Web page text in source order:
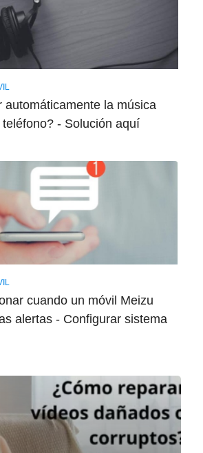
automáticamente la música
- Solución aquí
cuando un móvil Meizu
alertas - Configurar sistema